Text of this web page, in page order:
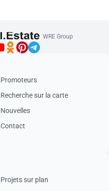
WRE Group
Promoteurs
Recherche sur la carte
Nouvelles
Contact
Projets sur plan